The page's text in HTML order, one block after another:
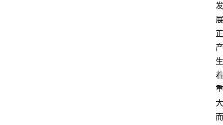
发
展
正
产
生
着
重
大
而